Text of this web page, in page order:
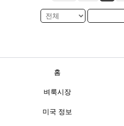
홈
벼룩시장
미국 정보